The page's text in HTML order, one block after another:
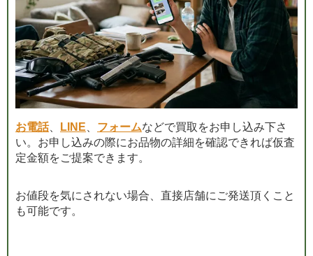
お電話、 LINE フォームなどで買取をお申し込み下さ
い。お申し込みの際にお品物の詳細を確認できれば仮査
定金額をご提案できます。
お値段を気にされない場合、直接店舗にご発送頂くこと
も可能です。